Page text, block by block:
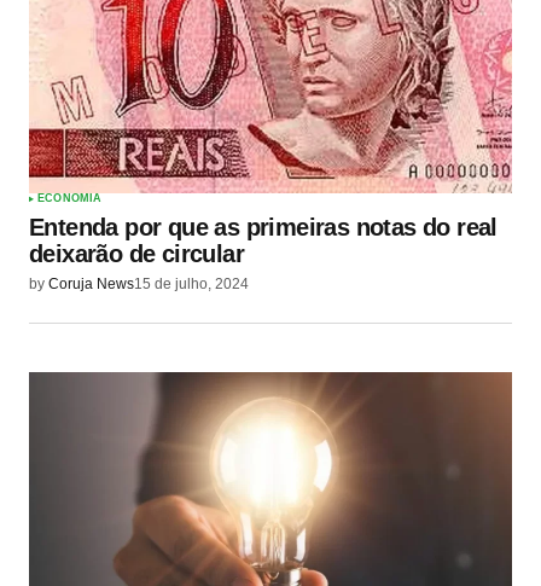
ECONOMIA
Entenda por que as primeiras notas do real
deixarão de circular
by Coruja News15 de julho, 2024